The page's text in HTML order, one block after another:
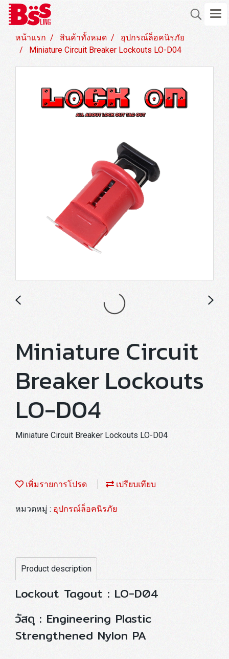
หน้าแรก สินค้าทั้งหมด
อุปกรณ์ล็อคนิรภัย
Miniature Circuit Breaker Lockouts LO-D04
Miniature Circuit
Breaker Lockouts
LO-D04
Miniature Circuit Breaker Lockouts LO-D04
เพิ่มรายการโปรด เปรียบเทียบ
หมวดหมู่ : อุปกรณ์ล็อคนิรภัย
Product description
Lockout Tagout : LO-D04
วัสดุ : Engineering Plastic
Strengthened Nylon PA